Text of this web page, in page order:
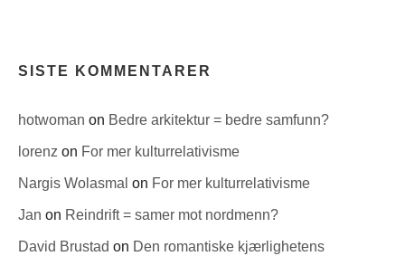
SISTE KOMMENTARER
hotwoman on Bedre arkitektur = bedre samfunn?
lorenz on For mer kulturrelativisme
Nargis Wolasmal on For mer kulturrelativisme
Jan on Reindrift = samer mot nordmenn?
David Brustad on Den romantiske kjærlighetens